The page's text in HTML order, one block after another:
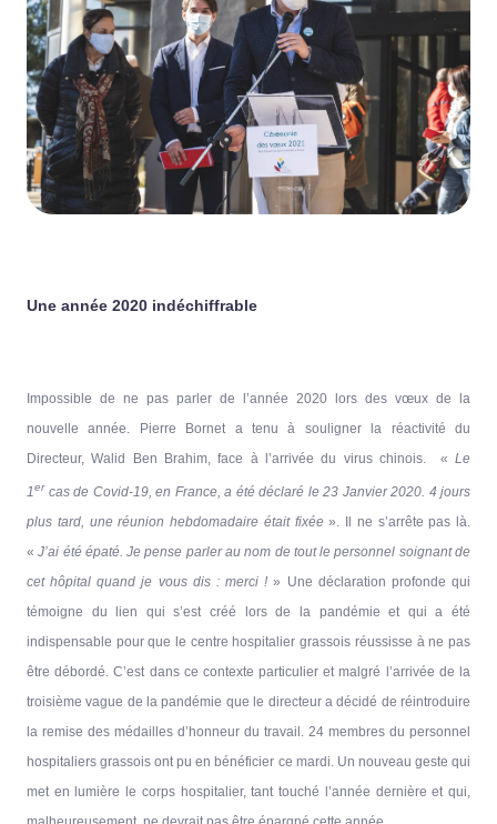
Une année 2020 indéchiffrable
Impossible de ne pas parler de l’année 2020 lors des vœux de la
nouvelle année. Pierre Bornet a tenu à souligner la réactivité du
Directeur, Walid Ben Brahim, face à l’arrivée du virus chinois. « Le
1ercas de Covid-19, en France, a été déclaré le 23 Janvier 2020. 4 jours
plus tard, une réunion hebdomadaire était fixée». Il ne s’arrête pas là.
«J’ai été épaté. Je pense parler au nom de tout le personnel soignant de
cet hôpital quand je vous dis : merci !» Une déclaration profonde qui
témoigne du lien qui s’est créé lors de la pandémie et qui a été
indispensable pour que le centre hospitalier grassois réussisse à ne pas
être débordé. C’est dans ce contexte particulier et malgré l’arrivée de la
troisième vague de la pandémie que le directeur a décidé de réintroduire
la remise des médailles d’honneur du travail. 24 membres du personnel
hospitaliers grassois ont pu en bénéficier ce mardi. Un nouveau geste qui
met en lumière le corps hospitalier, tant touché l’année dernière et qui,